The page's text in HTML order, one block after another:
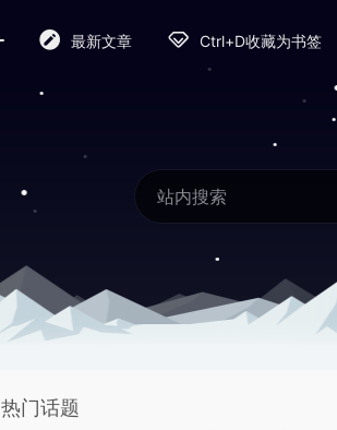
最新文章 Ctrl+D收藏为书签
热门话题